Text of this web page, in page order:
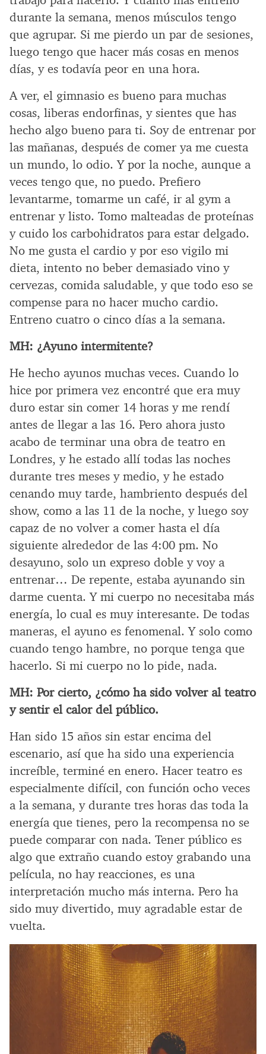
durante la semana, menos músculos tengo
que agrupar. Si me pierdo un par de sesiones,
luego tengo que hacer más cosas en menos
días, y es todavía peor en una hora.
A ver, el gimnasio es bueno para muchas
cosas, liberas endorfinas, y sientes que has
hecho algo bueno para ti. Soy de entrenar por
las mañanas, después de comer ya me cuesta
un mundo, lo odio. Y por la noche, aunque a
veces tengo que, no puedo. Prefiero
levantarme, tomarme un café, ir al gym a
entrenar y listo. Tomo malteadas de proteínas
y cuido los carbohidratos para estar delgado.
No me gusta el cardio y por eso vigilo mi
dieta, intento no beber demasiado vino y
cervezas, comida saludable, y que todo eso se
compense para no hacer mucho cardio.
Entreno cuatro o cinco días a la semana.
MH: ¿Ayuno intermitente?
He hecho ayunos muchas veces. Cuando lo
hice por primera vez encontré que era muy
duro estar sin comer 14 horas y me rendí
antes de llegar a las 16. Pero ahora justo
acabo de terminar una obra de teatro en
Londres, y he estado allí todas las noches
durante tres meses y medio, y he estado
cenando muy tarde, hambriento después del
show, como a las 11 de la noche, y luego soy
capaz de no volver a comer hasta el día
siguiente alrededor de las 4:00 pm. No
desayuno, solo un expreso doble y voy a
entrenar… De repente, estaba ayunando sin
darme cuenta. Y mi cuerpo no necesitaba más
energía, lo cual es muy interesante. De todas
maneras, el ayuno es fenomenal. Y solo como
cuando tengo hambre, no porque tenga que
hacerlo. Si mi cuerpo no lo pide, nada.
MH: Por cierto, ¿cómo ha sido volver al teatro
y sentir el calor del público.
Han sido 15 años sin estar encima del
escenario, así que ha sido una experiencia
increíble, terminé en enero. Hacer teatro es
especialmente difícil, con función ocho veces
a la semana, y durante tres horas das toda la
energía que tienes, pero la recompensa no se
puede comparar con nada. Tener público es
algo que extraño cuando estoy grabando una
película, no hay reacciones, es una
interpretación mucho más interna. Pero ha
sido muy divertido, muy agradable estar de
vuelta.